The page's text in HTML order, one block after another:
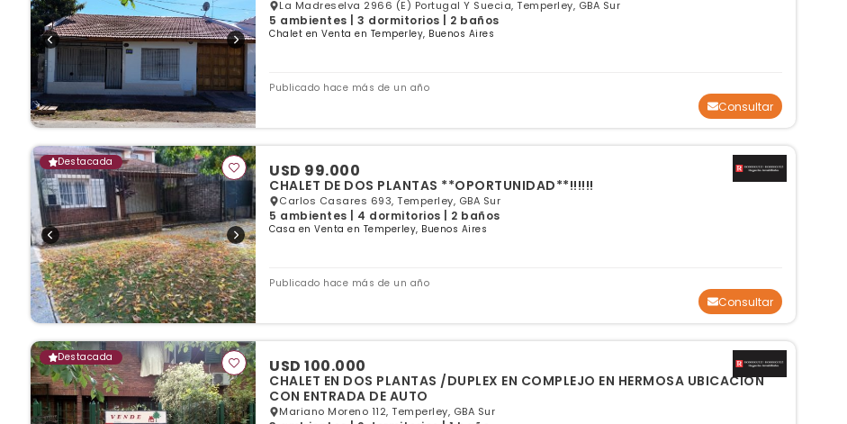
La Madreselva 2966 (E) Portugal Y Suecia, Temperley, GBA Sur
5 ambientes | 3 dormitorios | 2 baños
Chalet en Venta en Temperley, Buenos Aires
Publicado hace más de un año
Consultar
Destacada USD 99.000
CHALET DE DOS PLANTAS **OPORTUNIDAD**!!!!!!
Carlos Casares 693, Temperley, GBA Sur
5 ambientes | 4 dormitorios | 2 baños
Casa en Venta en Temperley, Buenos Aires
Publicado hace más de un año
Consultar
Destacada USD 100.000
CHALET EN DOS PLANTAS /DUPLEX EN COMPLEJO EN HERMOSA UBICACION
CON ENTRADA DE AUTO
Mariano Moreno 112, Temperley, GBA Sur